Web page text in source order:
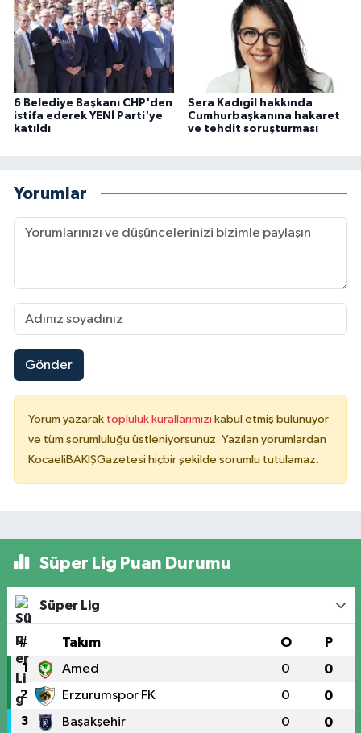
6 Belediye Başkanı CHP'den
istifa ederek YENİ Parti'ye
katıldı
Sera Kadıgil hakkında
Cumhurbaşkanına hakaret
ve tehdit soruşturması
Yorumlar
Gönder
Yorum yazarak topluluk kurallarımızı kabul etmiş bulunuyor
ve tüm sorumluluğu üstleniyorsunuz. Yazılan yorumlardan
KocaeliBAKIŞGazetesi hiçbir şekilde sorumlu tutulamaz.
Süper Lig Puan Durumu
Süper Lig
# Takım O P
1 Amed 0 0
2 Erzurumspor FK 0 0
3 Başakşehir 0 0